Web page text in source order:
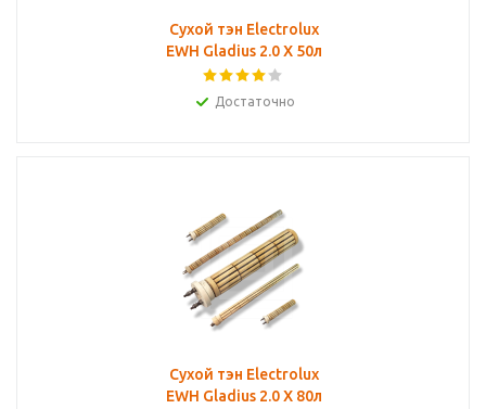
Сухой тэн Electrolux
EWH Gladius 2.0 X 50л
Достаточно
Сухой тэн Electrolux
EWH Gladius 2.0 X 80л